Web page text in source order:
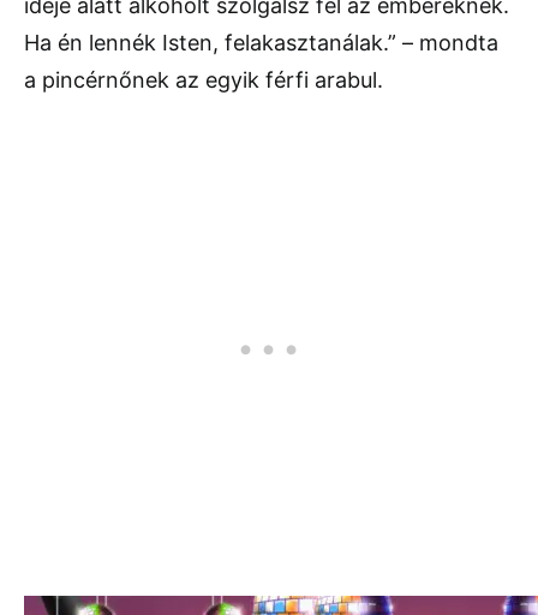
Ha én lennék Isten, felakasztanálak.” – mondta
a pincérnőnek az egyik férfi arabul.